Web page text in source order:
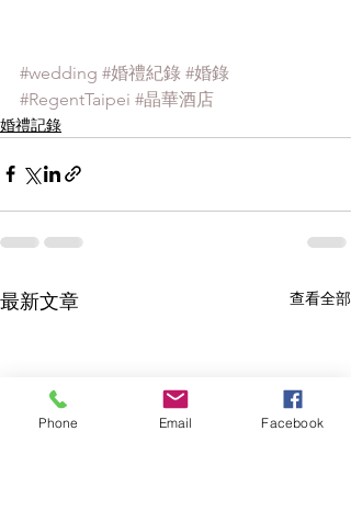
#wedding #婚禮紀錄 #婚錄
#RegentTaipei #晶華酒店
婚禮記錄
最新文章 查看全部
Phone Email Facebook